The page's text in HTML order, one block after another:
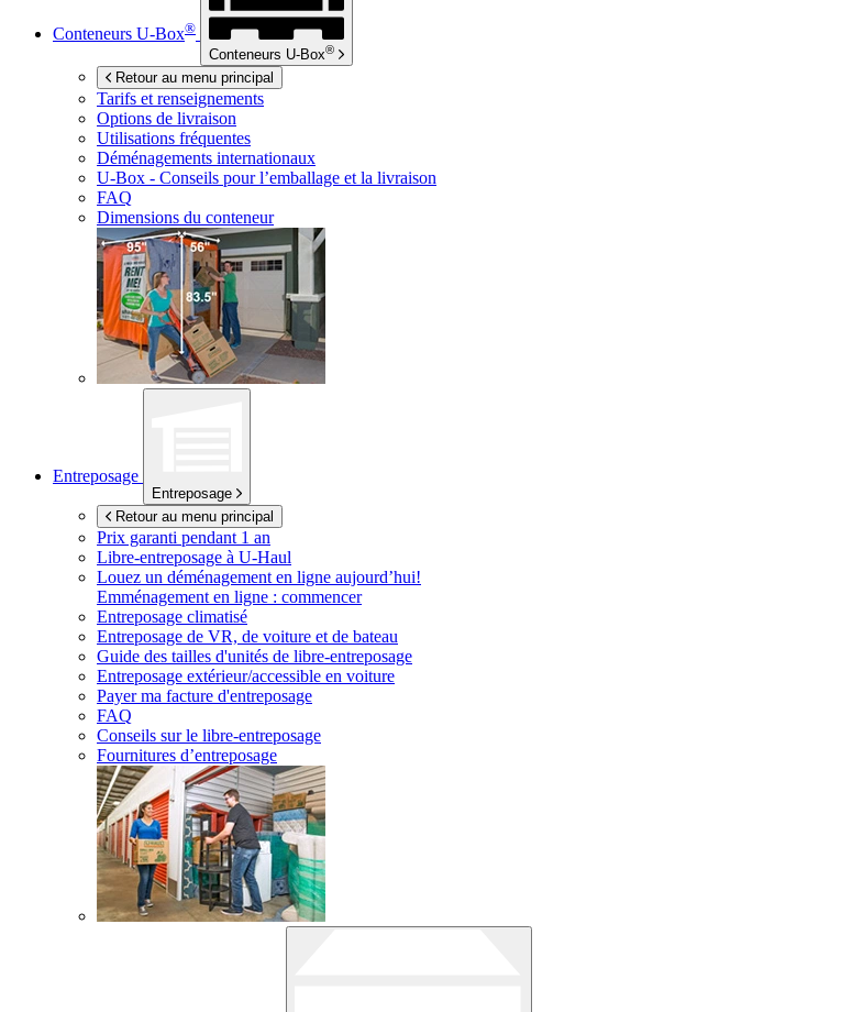
Conteneurs U-Box®
Conteneurs U-Box®
Retour au menu principal
Tarifs et renseignements
Options de livraison
Utilisations fréquentes
Déménagements internationaux
U-Box - Conseils pour l’emballage et la livraison
FAQ
Dimensions du conteneur
Entreposage
Entreposage
Retour au menu principal
Prix garanti pendant 1 an
Libre-entreposage à U-Haul
Louez un déménagement en ligne aujourd’hui!
Emménagement en ligne : commencer
Entreposage climatisé
Entreposage de VR, de voiture et de bateau
Guide des tailles d'unités de libre-entreposage
Entreposage extérieur/accessible en voiture
Payer ma facture d'entreposage
FAQ
Conseils sur le libre-entreposage
Fournitures d’entreposage